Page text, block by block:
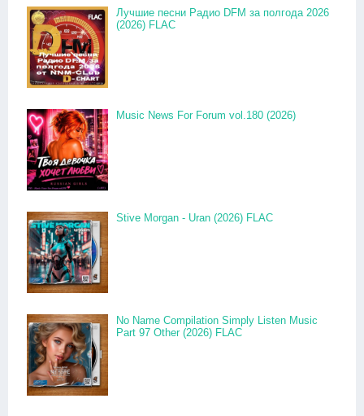
Лучшие песни Радио DFM за полгода 2026
(2026) FLAC
Music News For Forum vol.180 (2026)
Stive Morgan - Uran (2026) FLAC
No Name Compilation Simply Listen Music
Part 97 Other (2026) FLAC